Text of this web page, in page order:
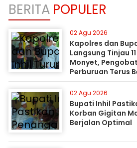
BERITA POPULER
02 Agu 2026
Kapolres dan
Langsung Tinjau
Monyet,
Perburuan Terus
02 Agu 2026
Bupati Inhil
Korban Gigitan
Berjalan Optimal